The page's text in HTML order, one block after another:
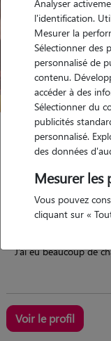
Lauren
GRENOBLE 38600
appartement
5/5 (9 avis)
J’ai eu beaucoup de
Voir le profil
Analyser
l'identification.
Mesurer la
Sélectionner des
personnalisé de
contenu.
accéder à des
Sélectionner du
publicités
personnalisé.
des données
Mesurer les
Vous pouvez
cliquant sur «